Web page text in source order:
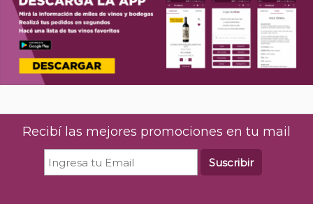
Recibí las mejores promociones en tu mail
Suscribir